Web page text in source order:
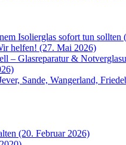
Isolierglas sofort tun
helfen! (27. Mai 2026)
– Glasreparatur &
Sande, Wangerland,
(20. Februar 2026)